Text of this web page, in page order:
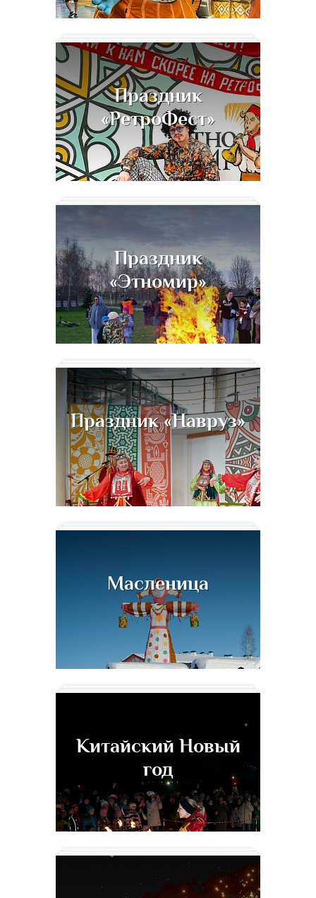
Праздник
«РетроФест»
Праздник
«Этномир»
Праздник «Навруз»
Масленица
Китайский Новый
год